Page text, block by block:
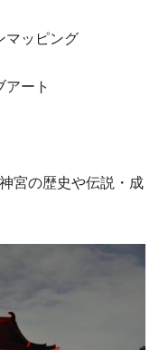
ッピング
ート
宮の歴史や伝説・成